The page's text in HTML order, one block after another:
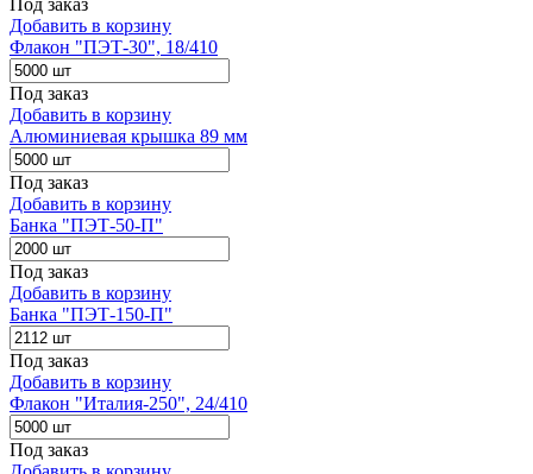
Добавить в корзину
Флакон "ПЭТ-30", 18/410
Под заказ
Добавить в корзину
Алюминиевая крышка 89 мм
Под заказ
Добавить в корзину
Банка "ПЭТ-50-П"
Под заказ
Добавить в корзину
Банка "ПЭТ-150-П"
Под заказ
Добавить в корзину
Флакон "Италия-250", 24/410
Под заказ